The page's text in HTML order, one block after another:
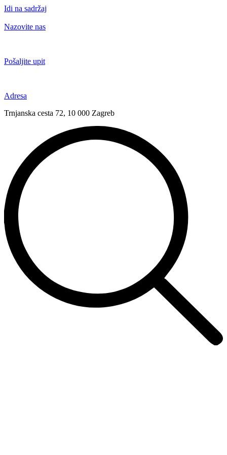
Idi na sadržaj
Nazovite nas
Pošaljite upit
Adresa
Trnjanska cesta 72, 10 000 Zagreb